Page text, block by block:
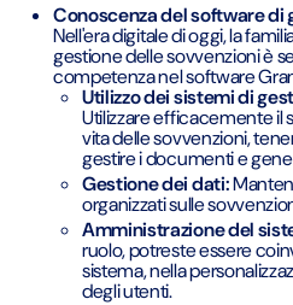
Conoscenza del software di
Nell'era digitale di oggi, la
gestione delle sovvenzioni è
competenza nel software
Utilizzo dei sistemi di
Utilizzare efficacemente il
vita delle sovvenzioni,
gestire i documenti e
Gestione dei dati:
organizzati sulle
Amministrazione del
ruolo, potreste essere
sistema, nella
degli utenti.